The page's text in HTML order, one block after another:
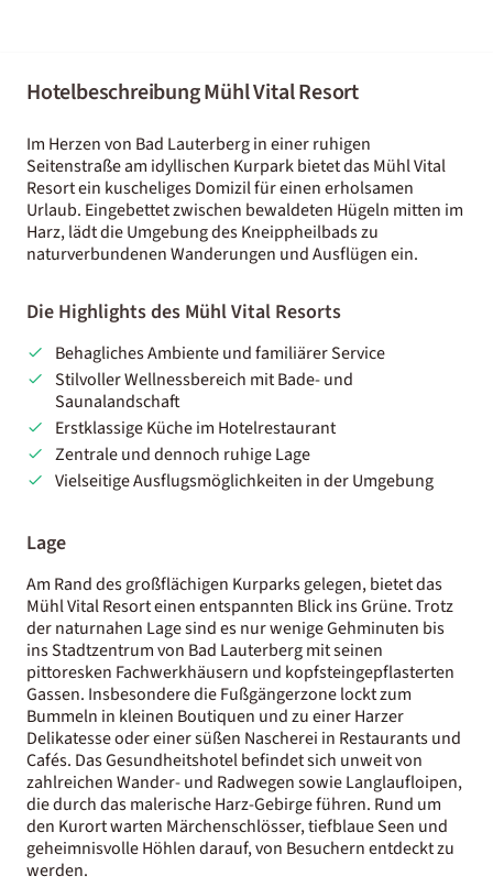
Hotelbeschreibung Mühl Vital Resort
Im Herzen von Bad Lauterberg in einer ruhigen
Seitenstraße am idyllischen Kurpark bietet das Mühl Vital
Resort ein kuscheliges Domizil für einen erholsamen
Urlaub. Eingebettet zwischen bewaldeten Hügeln mitten im
Harz, lädt die Umgebung des Kneippheilbads zu
naturverbundenen Wanderungen und Ausflügen ein.
Die Highlights des Mühl Vital Resorts
Behagliches Ambiente und familiärer Service
Stilvoller Wellnessbereich mit Bade- und
Saunalandschaft
Erstklassige Küche im Hotelrestaurant
Zentrale und dennoch ruhige Lage
Vielseitige Ausflugsmöglichkeiten in der Umgebung
Lage
Am Rand des großflächigen Kurparks gelegen, bietet das
Mühl Vital Resort einen entspannten Blick ins Grüne. Trotz
der naturnahen Lage sind es nur wenige Gehminuten bis
ins Stadtzentrum von Bad Lauterberg mit seinen
pittoresken Fachwerkhäusern und kopfsteingepflasterten
Gassen. Insbesondere die Fußgängerzone lockt zum
Bummeln in kleinen Boutiquen und zu einer Harzer
Delikatesse oder einer süßen Nascherei in Restaurants und
Cafés. Das Gesundheitshotel befindet sich unweit von
zahlreichen Wander- und Radwegen sowie Langlaufloipen,
die durch das malerische Harz-Gebirge führen. Rund um
den Kurort warten Märchenschlösser, tiefblaue Seen und
geheimnisvolle Höhlen darauf, von Besuchern entdeckt zu
werden.